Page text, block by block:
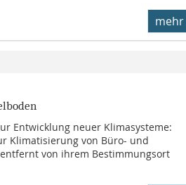
mehr
Entwicklung neuer Klimasysteme:
Klimatisierung von Büro- und
von ihrem Bestimmungsort